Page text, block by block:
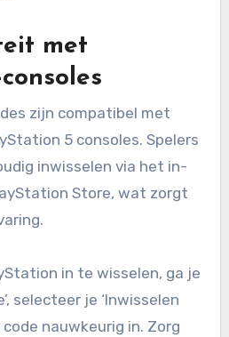
met
zijn compatibel met
5 consoles. Spelers
inwisselen via het in-
Store, wat zorgt
in te wisselen, ga je
selecteer je ‘Inwisselen
code nauwkeurig in. Zorg